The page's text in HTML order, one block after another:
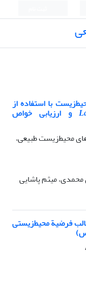
با استفاده از
و ارزیابی خواص
محیط‌زیست طبیعی،
میثم پاشایی
فرضیة محیط‌زیستی